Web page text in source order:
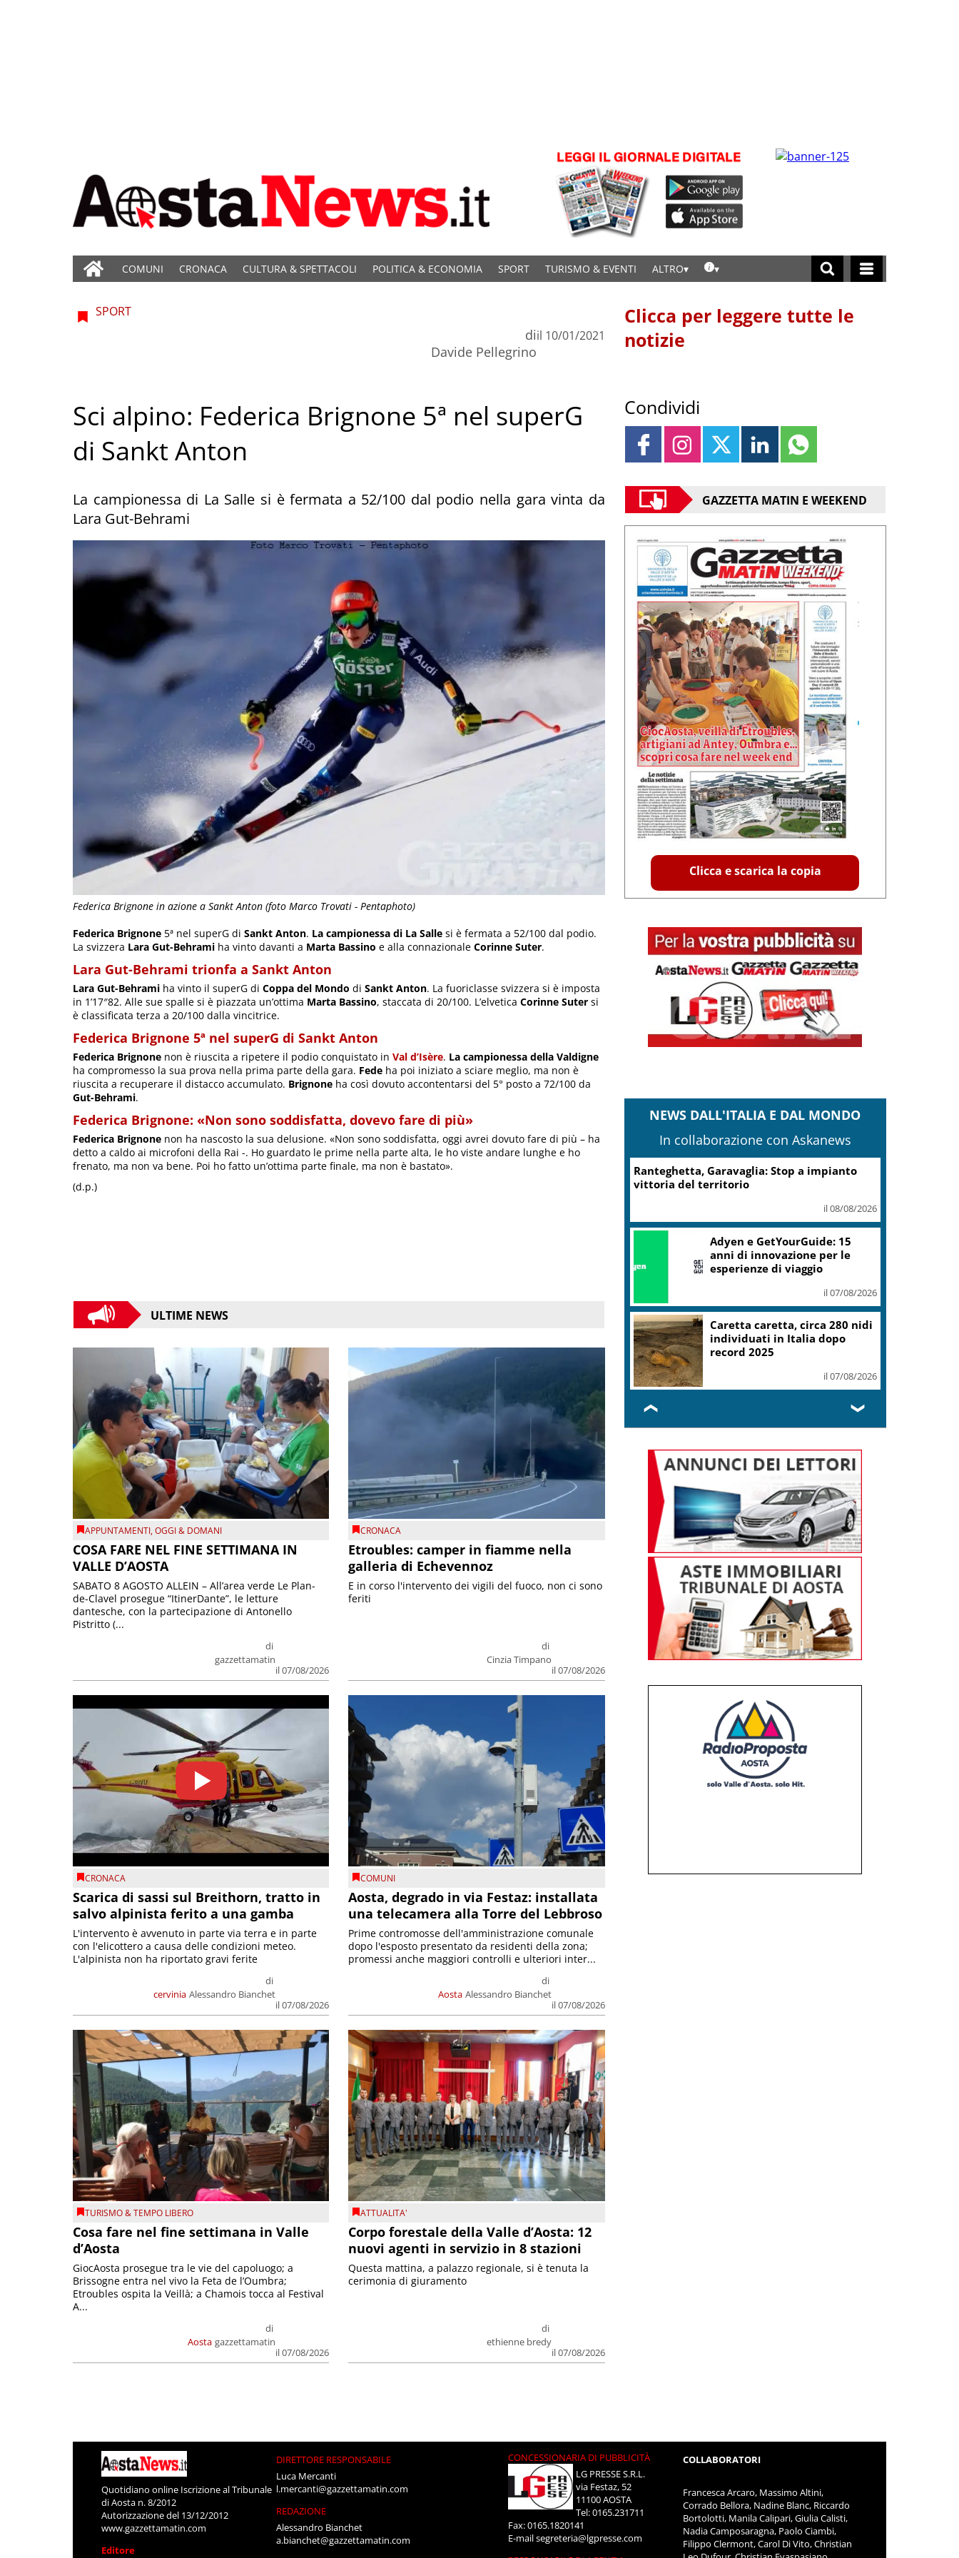
COMUNI CRONACA CULTURA & SPETTACOLI POLITICA & ECONOMIA SPORT TURISMO & EVENTI ALTRO
Federica Brignone in azione a Sankt Anton (foto Marco Trovati - Pentaphoto)
SPORT
di
Davide Pellegrino
il 10/01/2021
Sci alpino: Federica Brignone 5ª nel superG
di Sankt Anton
La campionessa di La Salle si è fermata a 52/100 dal podio nella gara vinta da
Lara Gut-Behrami
Federica Brignone 5ª nel superG di Sankt Anton. La campionessa di La Salle si è fermata a 52/100 dal podio.
La svizzera Lara Gut-Behrami ha vinto davanti a Marta Bassino e alla connazionale Corinne Suter.
Lara Gut-Behrami trionfa a Sankt Anton
Lara Gut-Behrami ha vinto il superG di Coppa del Mondo di Sankt Anton. La fuoriclasse svizzera si è imposta
in 1’17″82. Alle sue spalle si è piazzata un’ottima Marta Bassino, staccata di 20/100. L’elvetica Corinne Suter si
è classificata terza a 20/100 dalla vincitrice.
Federica Brignone 5ª nel superG di Sankt Anton
Federica Brignone non è riuscita a ripetere il podio conquistato in Val d’Isère. La campionessa della Valdigne
ha compromesso la sua prova nella prima parte della gara. Fede ha poi iniziato a sciare meglio, ma non è
riuscita a recuperare il distacco accumulato. Brignone ha così dovuto accontentarsi del 5° posto a 72/100 da
Gut-Behrami.
Federica Brignone: «Non sono soddisfatta, dovevo fare di più»
Federica Brignone non ha nascosto la sua delusione. «Non sono soddisfatta, oggi avrei dovuto fare di più – ha
detto a caldo ai microfoni della Rai -. Ho guardato le prime nella parte alta, le ho viste andare lunghe e ho
frenato, ma non va bene. Poi ho fatto un’ottima parte finale, ma non è bastato».
(d.p.)
ULTIME NEWS
APPUNTAMENTI,OGGI & DOMANI
COSA FARE NEL FINE SETTIMANA IN
VALLE D’AOSTA
di
gazzettamatin
il 07/08/2026
SABATO 8 AGOSTO ALLEIN – All’area verde Le Plan-
de-Clavel prosegue “ItinerDante”, le letture
dantesche, con la partecipazione di Antonello
Pistritto (...
CRONACA
Etroubles: camper in fiamme nella
galleria di Echevennoz
di
Cinzia Timpano
il 07/08/2026
E in corso l'intervento dei vigili del fuoco, non ci sono
feriti
CRONACA
Scarica di sassi sul Breithorn, tratto in
salvo alpinista ferito a una gamba
cervinia
di
Alessandro Bianchet
il 07/08/2026
L'intervento è avvenuto in parte via terra e in parte
con l'elicottero a causa delle condizioni meteo.
L'alpinista non ha riportato gravi ferite
COMUNI
Aosta, degrado in via Festaz: installata
una telecamera alla Torre del Lebbroso
Aosta
di
Alessandro Bianchet
il 07/08/2026
Prime contromosse dell'amministrazione comunale
dopo l'esposto presentato da residenti della zona;
promessi anche maggiori controlli e ulteriori inter...
TURISMO & TEMPO LIBERO
Cosa fare nel fine settimana in Valle
d’Aosta
Aosta
di
gazzettamatin
il 07/08/2026
GiocAosta prosegue tra le vie del capoluogo; a
Brissogne entra nel vivo la Feta de l’Oumbra;
Etroubles ospita la Veillà; a Chamois tocca al Festival
A...
ATTUALITA'
Corpo forestale della Valle d’Aosta: 12
nuovi agenti in servizio in 8 stazioni
di
ethienne bredy
il 07/08/2026
Questa mattina, a palazzo regionale, si è tenuta la
cerimonia di giuramento
Clicca per leggere tutte le
notizie
Condividi
GAZZETTA MATIN E WEEKEND
Clicca e scarica la copia
NEWS DALL'ITALIA E DAL MONDO
In collaborazione con Askanews
Ranteghetta, Garavaglia: Stop a impianto
vittoria del territorio
il 08/08/2026
Adyen e GetYourGuide: 15
anni di innovazione per le
esperienze di viaggio
il 07/08/2026
Caretta caretta, circa 280 nidi
individuati in Italia dopo
record 2025
il 07/08/2026
❮ ❯
Quotidiano online Iscrizione al Tribunale
di Aosta n. 8/2012
Autorizzazione del 13/12/2012
www.gazzettamatin.com
Editore
DIRETTORE RESPONSABILE
Luca Mercanti
l.mercanti@gazzettamatin.com
REDAZIONE
Alessandro Bianchet
a.bianchet@gazzettamatin.com
CONCESSIONARIA DI PUBBLICITÀ
LG PRESSE S.R.L.
via Festaz, 52
11100 AOSTA
Tel: 0165.231711
Fax: 0165.1820141
E-mailsegreteria@lgpresse.com
COLLABORATORI
Francesca Arcaro, Massimo Altini,
Corrado Bellora, Nadine Blanc, Riccardo
Bortolotti, Manila Calipari, Giulia Calisti,
Nadia Camposaragna, Paolo Ciambi,
Filippo Clermont, Carol Di Vito, Christian